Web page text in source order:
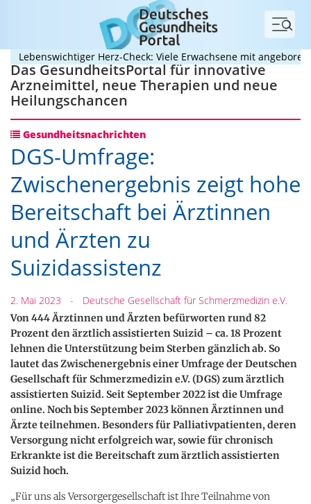
Menü
Lebenswichtiger Herz-Check: Viele Erwachsene mit
Das GesundheitsPortal für innovative
Arzneimittel, neue Therapien und neue
Heilungschancen
Gesundheitsnachrichten
DGS-Umfrage:
Zwischenergebnis zeigt hohe
Bereitschaft bei Ärztinnen
und Ärzten zu
Suizidassistenz
2. Mai 2023 - Deutsche Gesellschaft für Schmerzmedizin e.V.
Von 444 Ärztinnen und Ärzten befürworten rund 82
Prozent den ärztlich assistierten Suizid – ca. 18 Prozent
lehnen die Unterstützung beim Sterben gänzlich ab. So
lautet das Zwischenergebnis einer Umfrage der Deutschen
Gesellschaft für Schmerzmedizin e.V. (DGS) zum ärztlich
assistierten Suizid. Seit September 2022 ist die Umfrage
online. Noch bis September 2023 können Ärztinnen und
Ärzte teilnehmen. Besonders für Palliativpatienten, deren
Versorgung nicht erfolgreich war, sowie für chronisch
Erkrankte ist die Bereitschaft zum ärztlich assistierten
Suizid hoch.
„Für uns als Versorgergesellschaft ist Ihre Teilnahme von